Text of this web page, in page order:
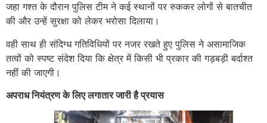
जहा गश्त के दौरान पुलिस टीम ने कई स्थानों पर रुककर लोगों से बातचीत
की और उन्हें सुरक्षा को लेकर भरोसा दिलाया।
वही साथ ही संदिग्ध गतिविधियों पर नजर रखते हुए पुलिस ने असामाजिक
तत्वों को स्पष्ट संदेश दिया कि क्षेत्र में किसी भी प्रकार की गड़बड़ी बर्दाश्त
नहीं की जाएगी।
अपराध नियंत्रण के लिए लगातार जारी है प्रयास